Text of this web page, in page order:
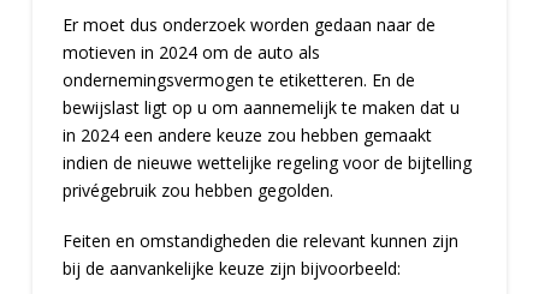
Er moet dus onderzoek worden gedaan naar de
motieven in 2024 om de auto als
ondernemingsvermogen te etiketteren. En de
bewijslast ligt op u om aannemelijk te maken dat u
in 2024 een andere keuze zou hebben gemaakt
indien de nieuwe wettelijke regeling voor de bijtelling
privégebruik zou hebben gegolden.
Feiten en omstandigheden die relevant kunnen zijn
bij de aanvankelijke keuze zijn bijvoorbeeld: